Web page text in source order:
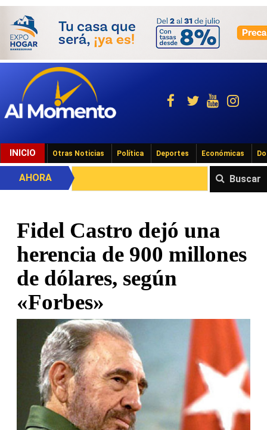
INICIO Otras Noticias Política Deportes Económicas
Buscar
AHORA
Fidel Castro dejó una
herencia de 900 millones
de dólares, según
«Forbes»